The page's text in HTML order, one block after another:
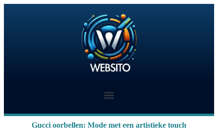
Gucci oorbellen: Mode met een artistieke touch